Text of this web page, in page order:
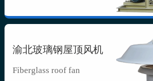
渝北玻璃钢屋顶风机
Fiberglass roof fan